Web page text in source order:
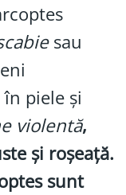
sau
piele și
violentă,
și roșeață.
sunt